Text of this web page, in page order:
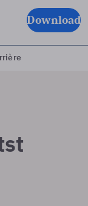
Download